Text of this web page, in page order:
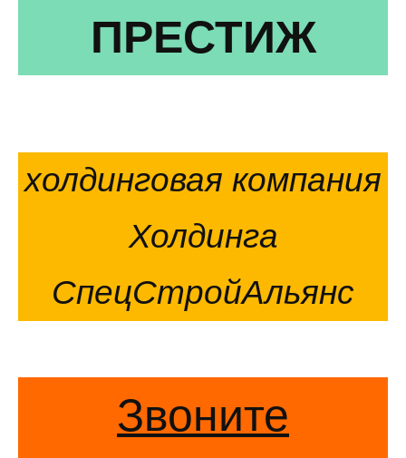
ПРЕСТИЖ
холдинговая компания
Холдинга
СпецСтройАльянс
Звоните